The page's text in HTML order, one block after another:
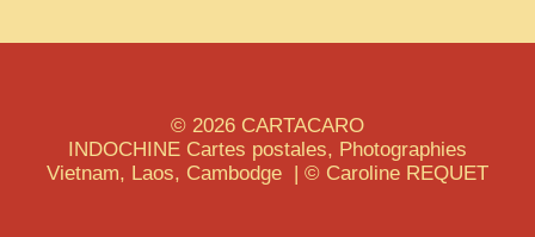
© 2026 CARTACARO
INDOCHINE Cartes postales, Photographies
Vietnam, Laos, Cambodge | © Caroline REQUET